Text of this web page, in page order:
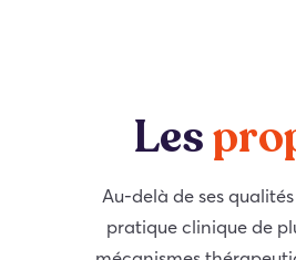
Les
Au-delà de ses
pratique clinique de